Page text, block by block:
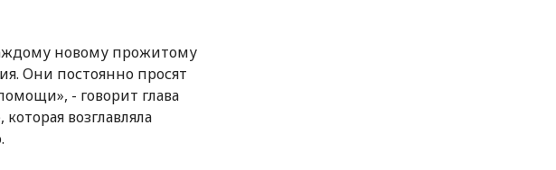
новому прожитому
Они постоянно просят
- говорит глава
возглавляла